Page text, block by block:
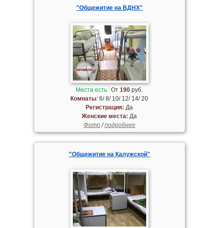
"Общежитие на ВДНХ"
Места есть От190 руб.
Комнаты: 6/ 8/ 10/ 12/ 14/ 20
Регистрация: Да
Женские места: Да
Фото/подробнее
"Общежитие на Калужской"